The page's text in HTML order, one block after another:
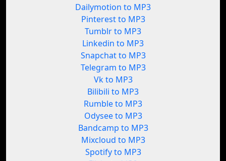
Dailymotion to MP3
Pinterest to MP3
Tumblr to MP3
Linkedin to MP3
Snapchat to MP3
Telegram to MP3
Vk to MP3
Bilibili to MP3
Rumble to MP3
Odysee to MP3
Bandcamp to MP3
Mixcloud to MP3
Spotify to MP3